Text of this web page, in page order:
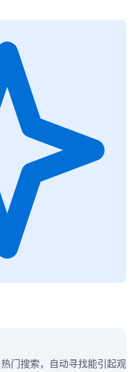
门搜索，自动寻找能引起观